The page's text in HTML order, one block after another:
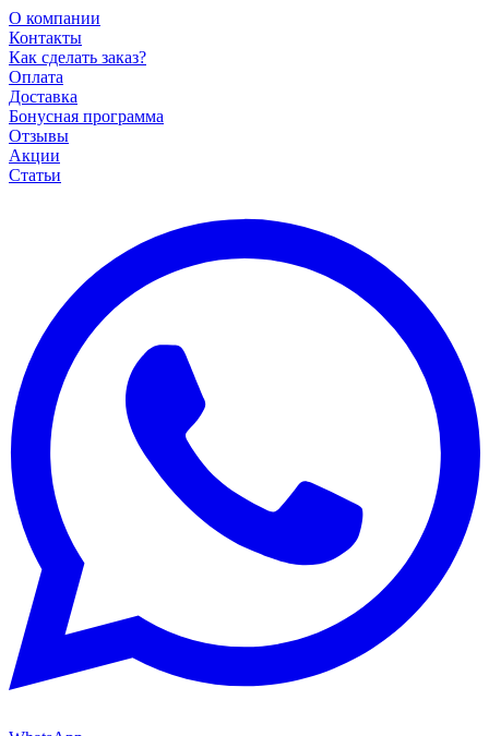
О компании
Контакты
Как сделать заказ?
Оплата
Доставка
Бонусная программа
Отзывы
Акции
Статьи